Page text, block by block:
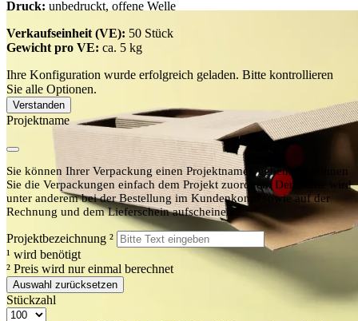
Druck: unbedruckt, offene Welle
Verkaufseinheit (VE): 50 Stück
Gewicht pro VE: ca. 5 kg
Ihre Konfiguration wurde erfolgreich geladen. Bitte kontrollieren
Sie alle Optionen.
Verstanden
Projektname
Sie können Ihrer Verpackung einen Projektnamen geben. So können
Sie die Verpackungen einfach dem Projekt zuordnen. Der Name wird
unter anderem bei der Bestellung im Kundenkonto sowie auf der
Rechnung und dem Lieferschein aufscheinen.
Projektbezeichnung ²
¹ wird benötigt
² Preis wird nur einmal berechnet
Auswahl zurücksetzen
Stückzahl